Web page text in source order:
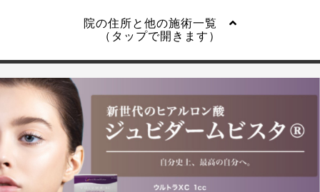
院の住所と他の施術一覧
（タップで開きます）